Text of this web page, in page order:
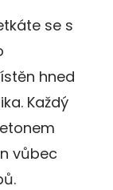
se s
hned
Každý
vůbec